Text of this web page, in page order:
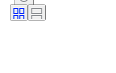
Säljs av
Testad och fungerande